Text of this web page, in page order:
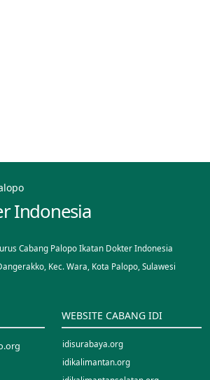
Indonesia
Cabang Palopo Ikatan Dokter Indonesia
Kec. Wara, Kota Palopo, Sulawesi
WEBSITE CABANG IDI
idisurabaya.org
idikalimantan.org